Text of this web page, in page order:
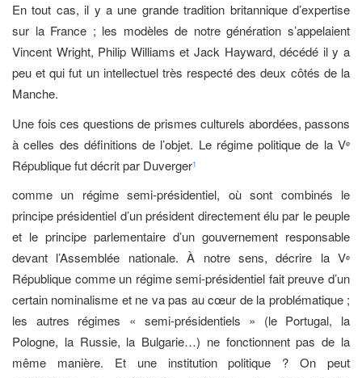
En tout cas, il y a une grande tradition britannique d’expertise
sur la France ; les modèles de notre génération s’appelaient
Vincent Wright, Philip Williams et Jack Hayward, décédé il y a
peu et qui fut un intellectuel très respecté des deux côtés de la
Manche.
Une fois ces questions de prismes culturels abordées, passons
à celles des définitions de l’objet. Le régime politique de la Ve
République fut décrit par Duverger1
comme un régime semi-présidentiel, où sont combinés le
principe présidentiel d’un président directement élu par le peuple
et le principe parlementaire d’un gouvernement responsable
devant l’Assemblée nationale. À notre sens, décrire la Ve
République comme un régime semi-présidentiel fait preuve d’un
certain nominalisme et ne va pas au cœur de la problématique ;
les autres régimes « semi-présidentiels » (le Portugal, la
Pologne, la Russie, la Bulgarie…) ne fonctionnent pas de la
même manière. Et une institution politique ? On peut